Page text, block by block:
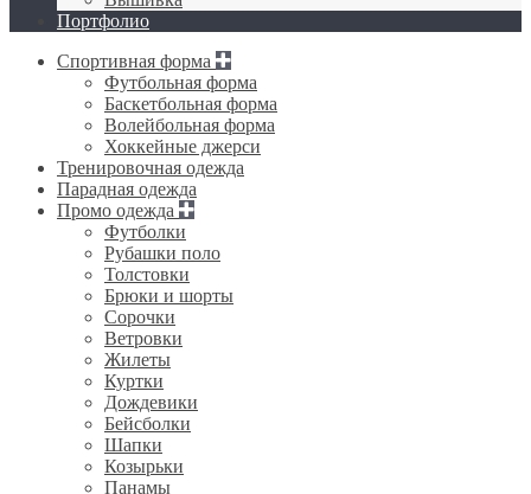
Портфолио
Спортивная форма
Футбольная форма
Баскетбольная форма
Волейбольная форма
Хоккейные джерси
Тренировочная одежда
Парадная одежда
Промо одежда
Футболки
Рубашки поло
Толстовки
Брюки и шорты
Сорочки
Ветровки
Жилеты
Куртки
Дождевики
Бейсболки
Шапки
Козырьки
Панамы